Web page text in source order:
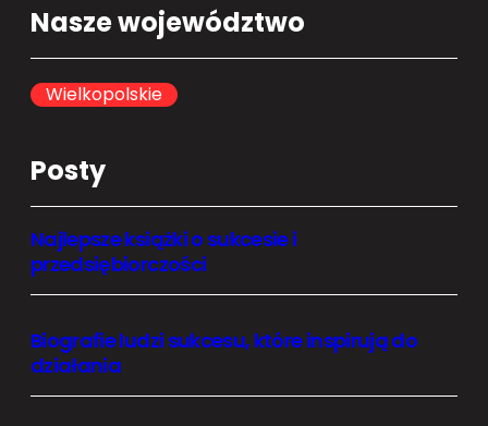
r
c
h
Nasze województwo
Wielkopolskie
Posty
Najlepsze książki o sukcesie i
przedsiębiorczości
Biografie ludzi sukcesu, które inspirują do
działania